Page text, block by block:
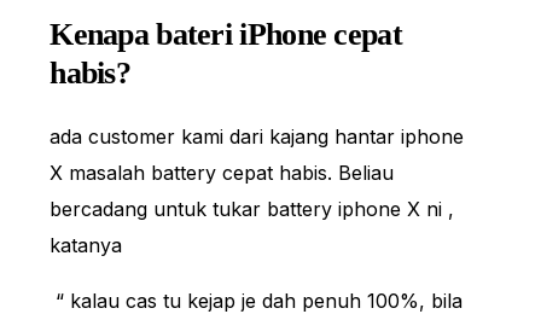
Kenapa bateri iPhone cepat
habis?
ada customer kami dari kajang hantar iphone
X masalah battery cepat habis. Beliau
bercadang untuk tukar battery iphone X ni ,
katanya
“ kalau cas tu kejap je dah penuh 100%, bila